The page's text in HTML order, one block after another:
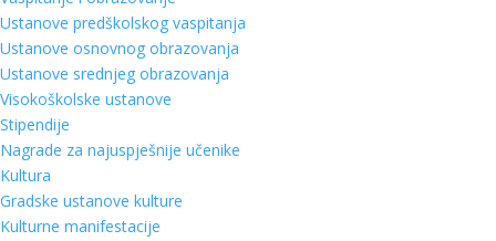
Ustanove predškolskog vaspitanja
Ustanove osnovnog obrazovanja
Ustanove srednjeg obrazovanja
Visokoškolske ustanove
Stipendije
Nagrade za najuspješnije učenike
Kultura
Gradske ustanove kulture
Kulturne manifestacije